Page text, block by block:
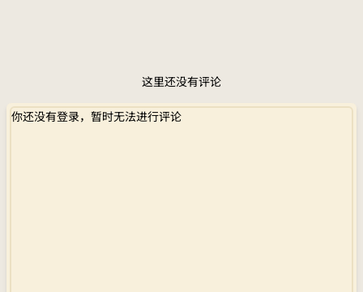
这里还没有评论
你还没有登录，暂时无法进行评论